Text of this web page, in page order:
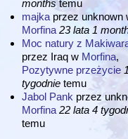
monthstemu
majka przez unknown
Morfina 23 lata 1
Moc natury z
przez Iraq w Morfina,
Pozytywne przeżycie
tygodnietemu
Jabol Pank przez
Morfina 22 lata 4
temu